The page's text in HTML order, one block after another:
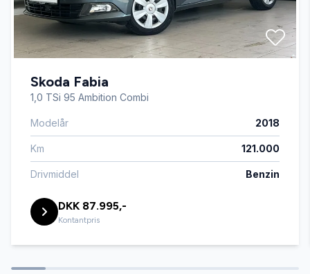
Fjernbetjent centrallås
Fuldautomatisk klimaanlæg
Højdejusterbare forsæder
Isofix
Kørecomputer
Skoda Fabia
1,0 TSi 95 Ambition Combi
Modelår 2018
Km 121.000
Drivmiddel Benzin
DKK 87.995,-
Kontantpris